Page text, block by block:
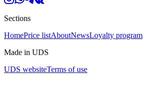
Sections
HomePrice listAboutNewsLoyalty program
Made in UDS
UDS websiteTerms of use